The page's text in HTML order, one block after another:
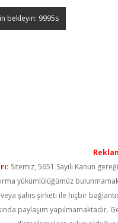
Sitemiz, 5651 Sayılı Kanun
yükümlülüğümüz
şahıs şirketi ile hiçbir
paylaşım